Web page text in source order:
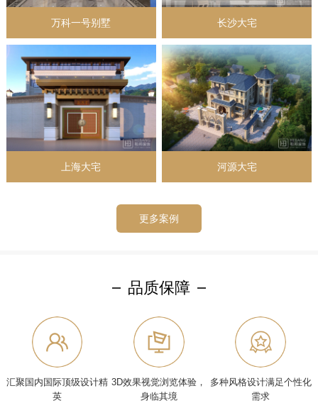
万科一号别墅 长沙大宅
上海大宅 河源大宅
更多案例
品质保障
汇聚国内国际顶级设计精
英
3D效果视觉浏览体验，
身临其境
多种风格设计满足个性化
需求